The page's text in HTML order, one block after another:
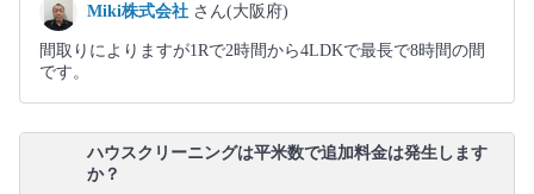
Miki株式会社 さん(大阪府)
間取りによりますが1Rで2時間から4LDKで最長で8時間の間
です。
ハウスクリーニングは平米数で追加料金は発生します
か？